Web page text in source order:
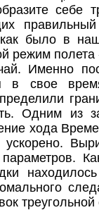
себе
правильный
было в
режим полета
Именно
в свое
Одним из
хода